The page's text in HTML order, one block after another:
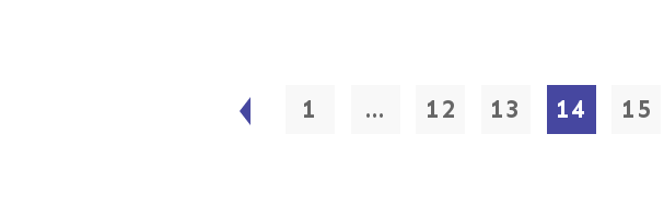
1 ... 12 13 14 15